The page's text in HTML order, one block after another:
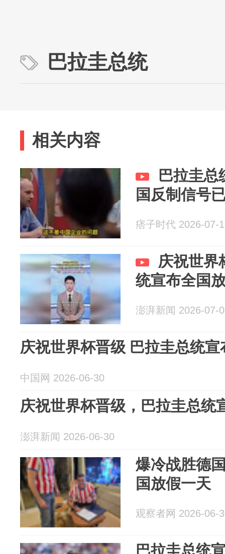
巴拉圭总统
相关内容
巴拉圭总
国反制信号
痞子时代 2026-07-
庆祝世界
统宣布全国
澎湃新闻 2026-07-
庆祝世界杯晋级 巴拉圭总统
中国网 2026-06-30
庆祝世界杯晋级，巴拉圭总统
澎湃新闻 2026-06-30
爆冷战胜德
国放假一天
观察者网 2026-06-
巴拉圭总统